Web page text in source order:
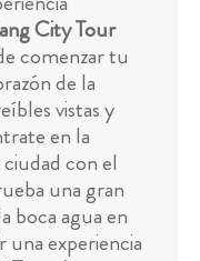
City Tour
comenzar tu
de la
vistas y
en la
con el
una gran
boca agua en
una experiencia